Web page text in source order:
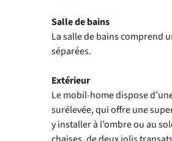
Salle de bains
La salle de bains comprend
séparées.
Extérieur
Le mobil-home dispose
surélevée, qui offre une
y installer à l’ombre ou au